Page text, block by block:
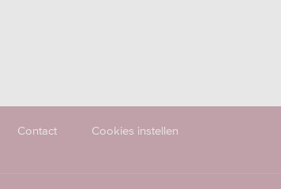
Contact Cookies instellen